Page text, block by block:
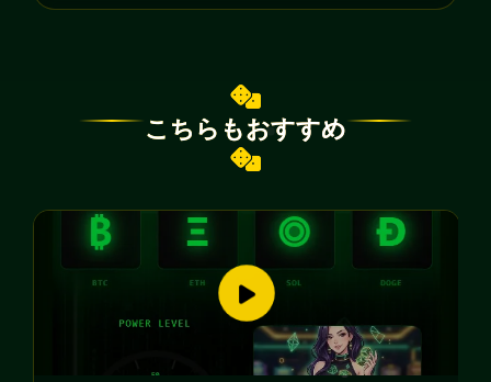
こちらもおすすめ